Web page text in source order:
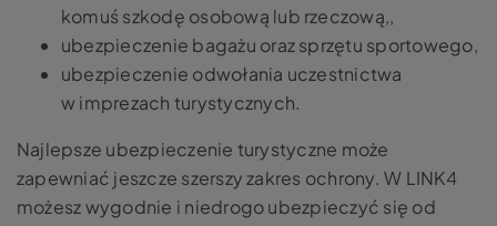
komuś szkodę osobową lub rzeczową,,
ubezpieczenie bagażu oraz sprzętu sportowego,
ubezpieczenie odwołania uczestnictwa
w imprezach turystycznych.
Najlepsze ubezpieczenie turystyczne może
zapewniać jeszcze szerszy zakres ochrony. W LINK4
możesz wygodnie i niedrogo ubezpieczyć się od